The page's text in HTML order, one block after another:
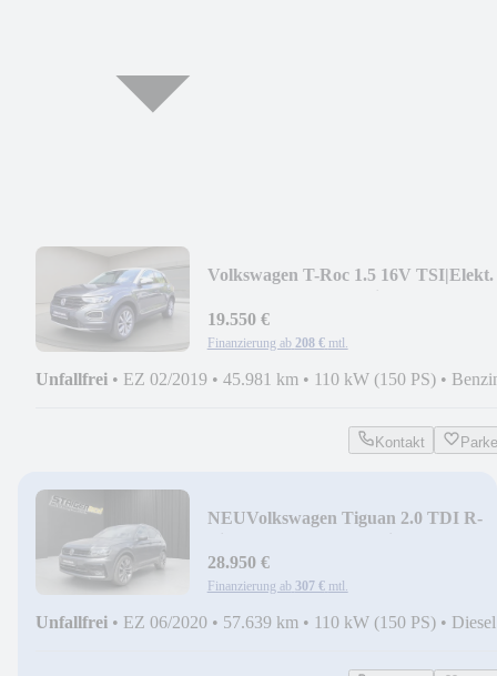
Volkswagen T-Roc 1.5 16V TSI|Elekt.
19.550 €
Finanzierung ab 208 € mtl.
Unfallfrei • EZ 02/2019 • 45.981 km • 110 kW (150 PS) •
Kontakt
NEUVolkswagen Tiguan 2.0 TDI R-
28.950 €
Finanzierung ab 307 € mtl.
Unfallfrei • EZ 06/2020 • 57.639 km • 110 kW (150 PS) • Diesel